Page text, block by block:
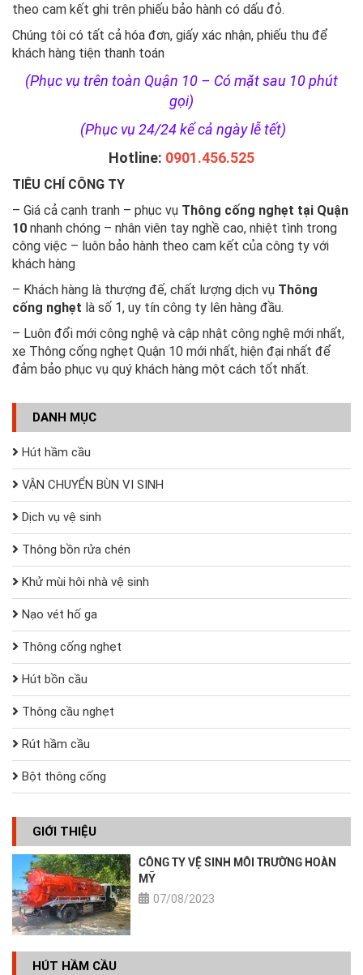
theo cam kết ghi trên phiếu bảo hành có dấu đỏ.
Chúng tôi có tất cả hóa đơn, giấy xác nhận, phiếu thu để
khách hàng tiện thanh toán
(Phục vụ trên toàn Quận 10 – Có mặt sau 10 phút
gọi)
(Phục vụ 24/24 kể cả ngày lễ tết)
Hotline: 0901.456.525
TIÊU CHÍ CÔNG TY
– Giá cả cạnh tranh – phục vụ Thông cống nghẹt tại Quận
10 nhanh chóng – nhân viên tay nghề cao, nhiệt tình trong
công việc – luôn bảo hành theo cam kết của công ty với
khách hàng
– Khách hàng là thượng đế, chất lượng dịch vụ Thông
cống nghẹt là số 1, uy tín công ty lên hàng đầu.
– Luôn đổi mới công nghệ và cập nhật công nghệ mới nhất,
xe Thông cống nghẹt Quận 10 mới nhất, hiện đại nhất để
đảm bảo phục vụ quý khách hàng một cách tốt nhất.
DANH MỤC
Hút hầm cầu
VẬN CHUYỂN BÙN VI SINH
Dịch vụ vệ sinh
Thông bồn rửa chén
Khử mùi hôi nhà vệ sinh
Nạo vét hố ga
Thông cống nghẹt
Hút bồn cầu
Thông cầu nghẹt
Rút hầm cầu
Bột thông cống
GIỚI THIỆU
CÔNG TY VỆ SINH MÔI TRƯỜNG HOÀN
MỸ
07/08/2023
HÚT HẦM CẦU